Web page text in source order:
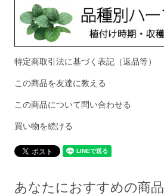
特定商取引法に基づく表記（返品等）
この商品を友達に教える
この商品について問い合わせる
買い物を続ける
あなたにおすすめの商品